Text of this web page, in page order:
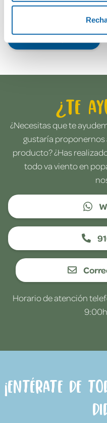
Envía tu opinión
¿Te
¿Necesitas que te
gustaría proponernos
producto? ¿Has
todo va viento en
Horario de atención
¡Entérate de